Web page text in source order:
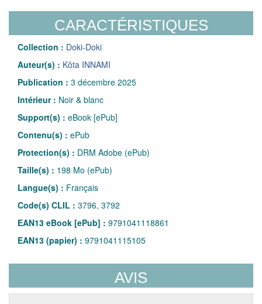
CARACTÉRISTIQUES
Collection : Doki-Doki
Auteur(s) : Kôta INNAMI
Publication : 3 décembre 2025
Intérieur : Noir & blanc
Support(s) : eBook [ePub]
Contenu(s) : ePub
Protection(s) : DRM Adobe (ePub)
Taille(s) : 198 Mo (ePub)
Langue(s) : Français
Code(s) CLIL : 3796, 3792
EAN13 eBook [ePub] : 9791041118861
EAN13 (papier) : 9791041115105
AVIS